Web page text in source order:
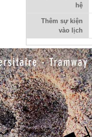
hệ
Thêm sự kiện
vào lịch